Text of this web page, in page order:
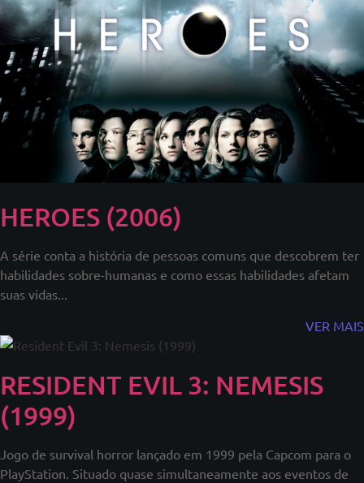
HEROES (2006)
A série conta a história de pessoas comuns que descobrem ter
habilidades sobre-humanas e como essas habilidades afetam
suas vidas...
VER MAIS
RESIDENT EVIL 3: NEMESIS
(1999)
Jogo de survival horror lançado em 1999 pela Capcom para o
PlayStation. Situado quase simultaneamente aos eventos de